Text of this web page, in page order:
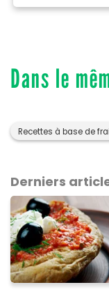
Dans le
Recettes à base de
Derniers